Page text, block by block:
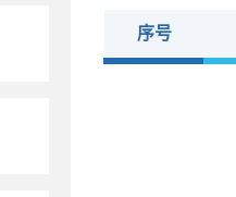
序号